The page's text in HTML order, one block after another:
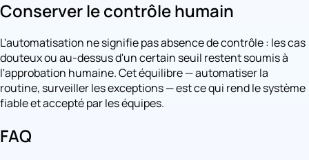
Conserver le contrôle humain
L'automatisation ne signifie pas absence de contrôle : les cas
douteux ou au-dessus d'un certain seuil restent soumis à
l'approbation humaine. Cet équilibre — automatiser la
routine, surveiller les exceptions — est ce qui rend le système
fiable et accepté par les équipes.
FAQ